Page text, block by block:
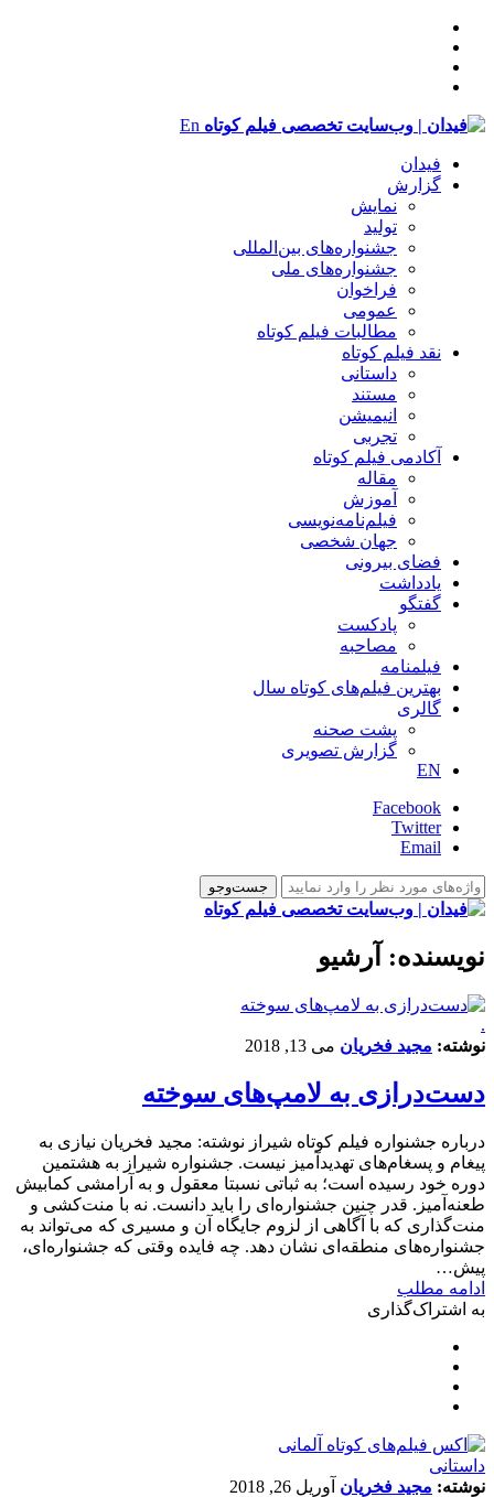
En
فیدان
گزارش
نمایش
تولید
‌‌جشنواره‌های بین‌المللی
جشنواره‌های ملی
فراخوان
عمومی
مطالبات فیلم کوتاه
نقد فیلم کوتاه
داستانی
مستند
انیمیشن
تجربی
آکادمی فیلم کوتاه
مقاله
آموزش
فیلم‌نامه‌نویسی
جهان شخصی
فضای بیرونی
یادداشت
گفتگو
پادکست
مصاحبه
فیلمنامه
بهترین فیلم‌های کوتاه سال
گالری
پشت صحنه
گزارش تصویری
EN
Facebook
Twitter
Email
نویسنده: آرشیو
.
نوشته: مجید فخریان می 13, 2018
دست‌درازی به لامپ‌های سوخته
درباره جشنواره فیلم کوتاه شیراز نوشته: مجید فخریان نیازی به
پیغام و پسغام‌های تهدیدآمیز نیست. جشنواره شیراز به هشتمین
دوره خود رسید‌ه است؛ به ثباتی نسبتا معقول و به آرامشی کمابیش‌
طعنه‌آمیز. قدر چنین جشنواره‌ای را باید دانست. نه با منت‌کشی و
منت‌گذاری که با آگاهی از لزوم جایگاه آن و مسیری که می‌تواند به
جشنواره‌های منطقه‌ای نشان دهد.‌ چه فایده وقتی که جشنواره‌ای،
پیش…
ادامه مطلب
به اشتراک‌گذاری
داستانی
نوشته: مجید فخریان آوریل 26, 2018